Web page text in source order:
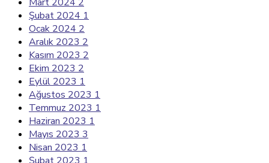
Şubat 2024 1
Ocak 2024 2
Aralık 2023 2
Kasım 2023 2
Ekim 2023 2
Eylül 2023 1
Ağustos 2023 1
Temmuz 2023 1
Haziran 2023 1
Mayıs 2023 3
Nisan 2023 1